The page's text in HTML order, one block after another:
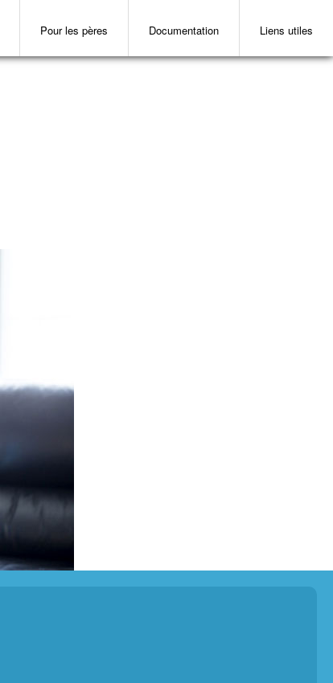
Pour les pères Documentation Liens utiles